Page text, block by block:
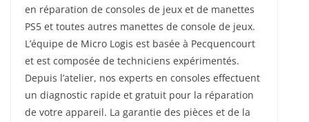
en réparation de consoles de jeux et de manettes
PS5 et toutes autres manettes de console de jeux.
L’équipe de Micro Logis est basée à Pecquencourt
et est composée de techniciens expérimentés.
Depuis l’atelier, nos experts en consoles effectuent
un diagnostic rapide et gratuit pour la réparation
de votre appareil. La garantie des pièces et de la